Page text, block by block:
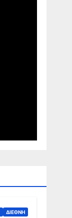
ΔΙΕΘΝΉ